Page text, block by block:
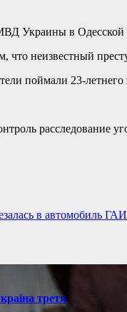
Украины в Одесской
неизвестный
поймали 23-
расследование
в автомобиль ГАИ
третя